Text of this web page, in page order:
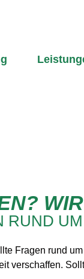
RUND
Fragen rund
verschaffen.